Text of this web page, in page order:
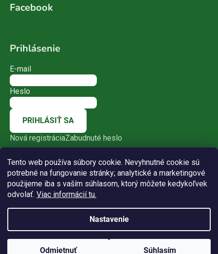
Tento web používa súbory cookie. Nevyhnutné cookie sú
potrebné na fungovanie stránky; analytické a marketingové
použijeme iba s vaším súhlasom, ktorý môžete kedykoľvek
odvolať. Viac informácií tu.
Nastavenie
Odmietnuť Súhlasím
Facebook
Prihlásenie
E-mail
Heslo
PRIHLÁSIŤ SA
Nová registráciaZabudnuté heslo